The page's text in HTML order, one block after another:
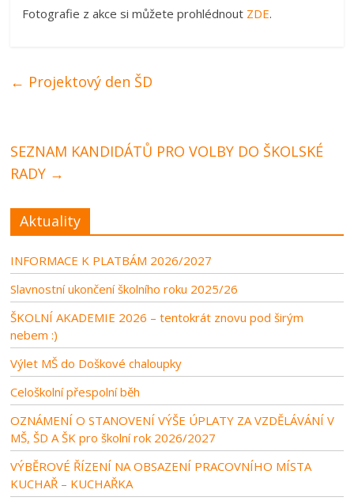
Fotografie z akce si můžete prohlédnout ZDE.
← Projektový den ŠD
SEZNAM KANDIDÁTŮ PRO VOLBY DO ŠKOLSKÉ
RADY →
Aktuality
INFORMACE K PLATBÁM 2026/2027
Slavnostní ukončení školního roku 2025/26
ŠKOLNÍ AKADEMIE 2026 – tentokrát znovu pod širým
nebem :)
Výlet MŠ do Doškové chaloupky
Celoškolní přespolní běh
OZNÁMENÍ O STANOVENÍ VÝŠE ÚPLATY ZA VZDĚLÁVÁNÍ V
MŠ, ŠD A ŠK pro školní rok 2026/2027
VÝBĚROVÉ ŘÍZENÍ NA OBSAZENÍ PRACOVNÍHO MÍSTA
KUCHAŘ – KUCHAŘKA